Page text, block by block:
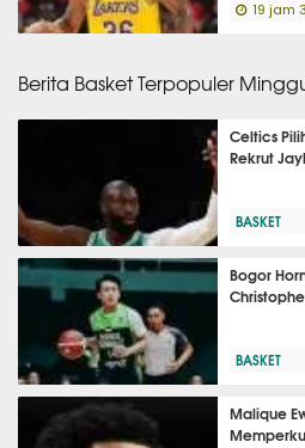
19 jam
Berita Basket Terpopuler
Celtics
Rekrut
BASKET
Bogor
BASKET
Malique